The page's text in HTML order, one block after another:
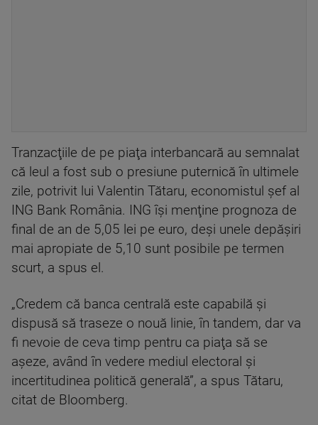
Tranzacţiile de pe piaţa interbancară au semnalat
că leul a fost sub o presiune puternică în ultimele
zile, potrivit lui Valentin Tătaru, economistul şef al
ING Bank România. ING îşi menţine prognoza de
final de an de 5,05 lei pe euro, deşi unele depăşiri
mai apropiate de 5,10 sunt posibile pe termen
scurt, a spus el.
„Credem că banca centrală este capabilă şi
dispusă să traseze o nouă linie, în tandem, dar va
fi nevoie de ceva timp pentru ca piaţa să se
aşeze, având în vedere mediul electoral şi
incertitudinea politică generală”, a spus Tătaru,
citat de Bloomberg.